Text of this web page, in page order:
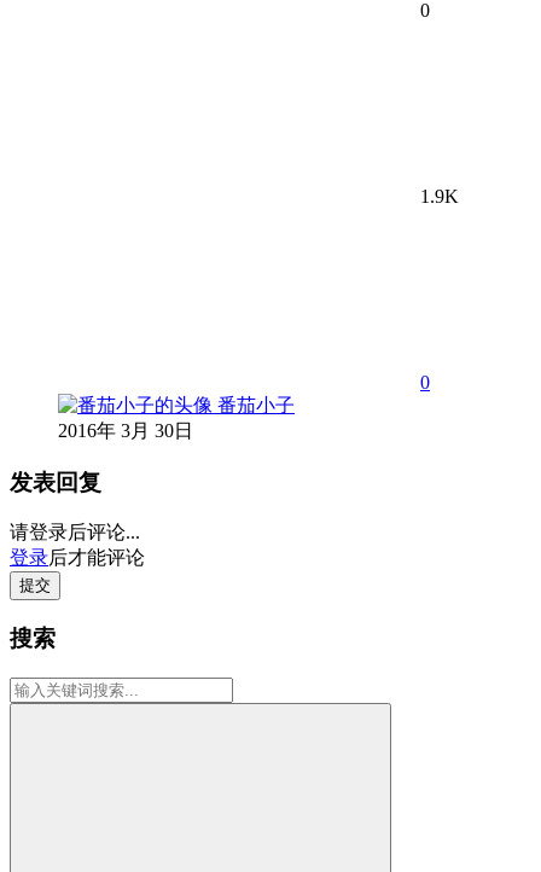
0
1.9K
0
番茄小子
2016年 3月 30日
发表回复
请登录后评论...
登录后才能评论
提交
搜索